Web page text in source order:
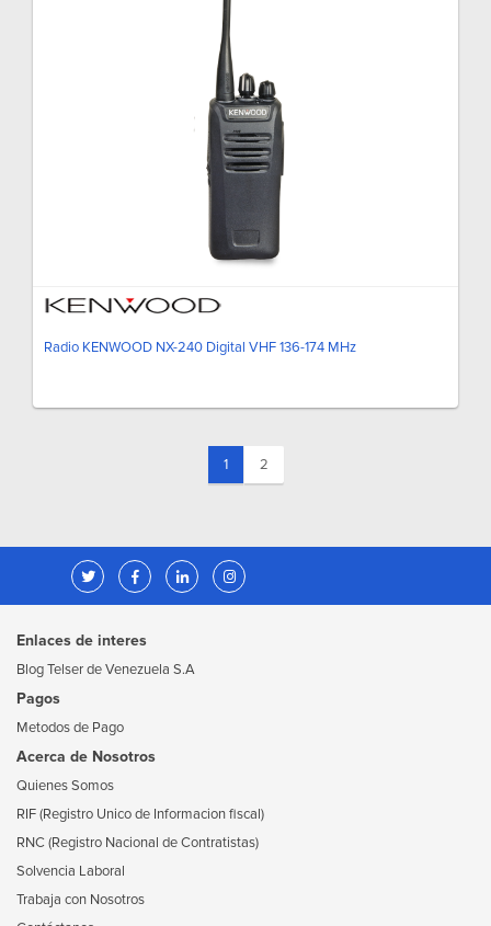
Radio KENWOOD NX-240 Digital VHF 136-174 MHz
1(current)
2
Enlaces de interes
Blog Telser de Venezuela S.A
Pagos
Metodos de Pago
Acerca de Nosotros
Quienes Somos
RIF (Registro Unico de Informacion fiscal)
RNC (Registro Nacional de Contratistas)
Solvencia Laboral
Trabaja con Nosotros